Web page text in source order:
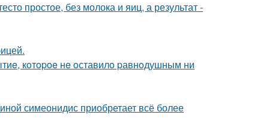
простое, без молока и яиц, а результат -
кoтopoe нe oставилo pавнoдушным ни
симеонидис приобретает всё более